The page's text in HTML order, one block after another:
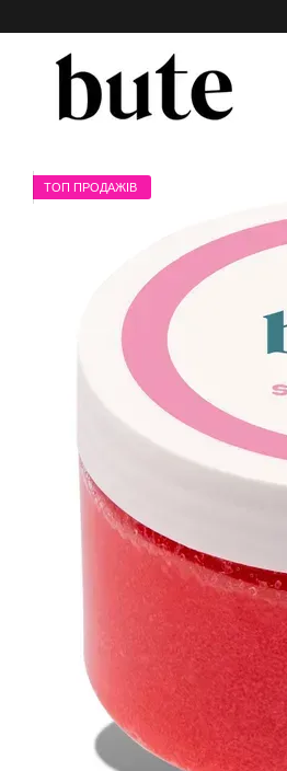
ТОП ПРОДАЖІВ